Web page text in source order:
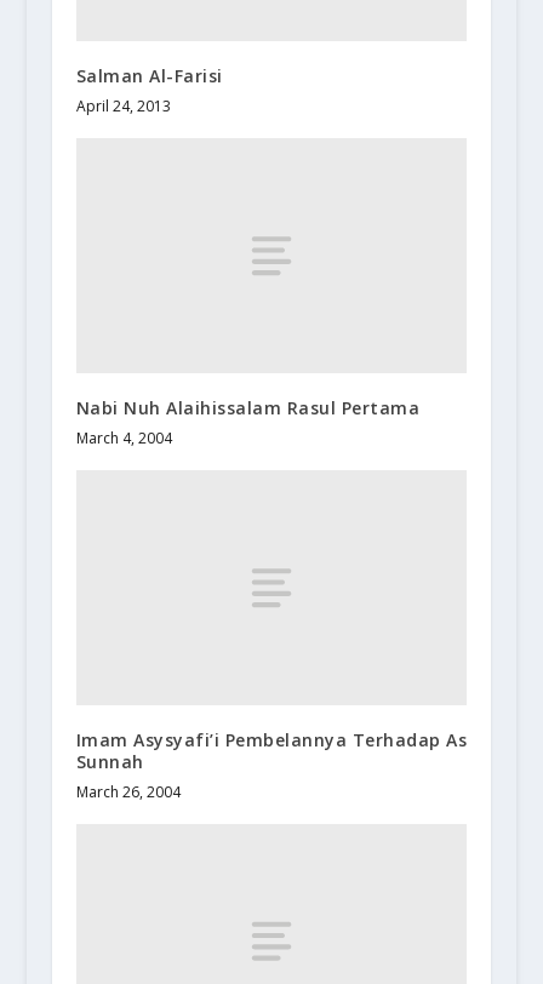
Salman Al-Farisi
April 24, 2013
Nabi Nuh Alaihissalam Rasul Pertama
March 4, 2004
Imam Asysyafi’i Pembelannya Terhadap As
Sunnah
March 26, 2004